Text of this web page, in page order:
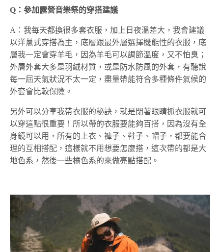
Q ：參加露營音樂祭的穿搭建議
A：我每天都換很多套衣服，加上日夜溫差大，我會建議
以洋蔥式穿搭為主，底層跟最外層選擇機能性的衣服，底
層我一定會穿羊毛，因為羊毛可以調節溫度，又不怕臭；
外層外套大多是羽絨材質，或是防水防風的外套，有聽說
每一屆天氣狀況不太一定，盡量帶能符合多種條件氣候的
外套會比較保險。
另外可以分享我帶衣服的秘訣，就是閉著眼睛抓衣服就可
以穿這點很重要！所以帶的衣服要能夠百搭，因為沒有全
身鏡可以用，所有的上衣、褲子、鞋子、帽子，都要能合
理的互相搭配，這樣就不用想要怎麼搭，這次帶的都是大
地色系，然後一些橘色系的來做亮點搭配。